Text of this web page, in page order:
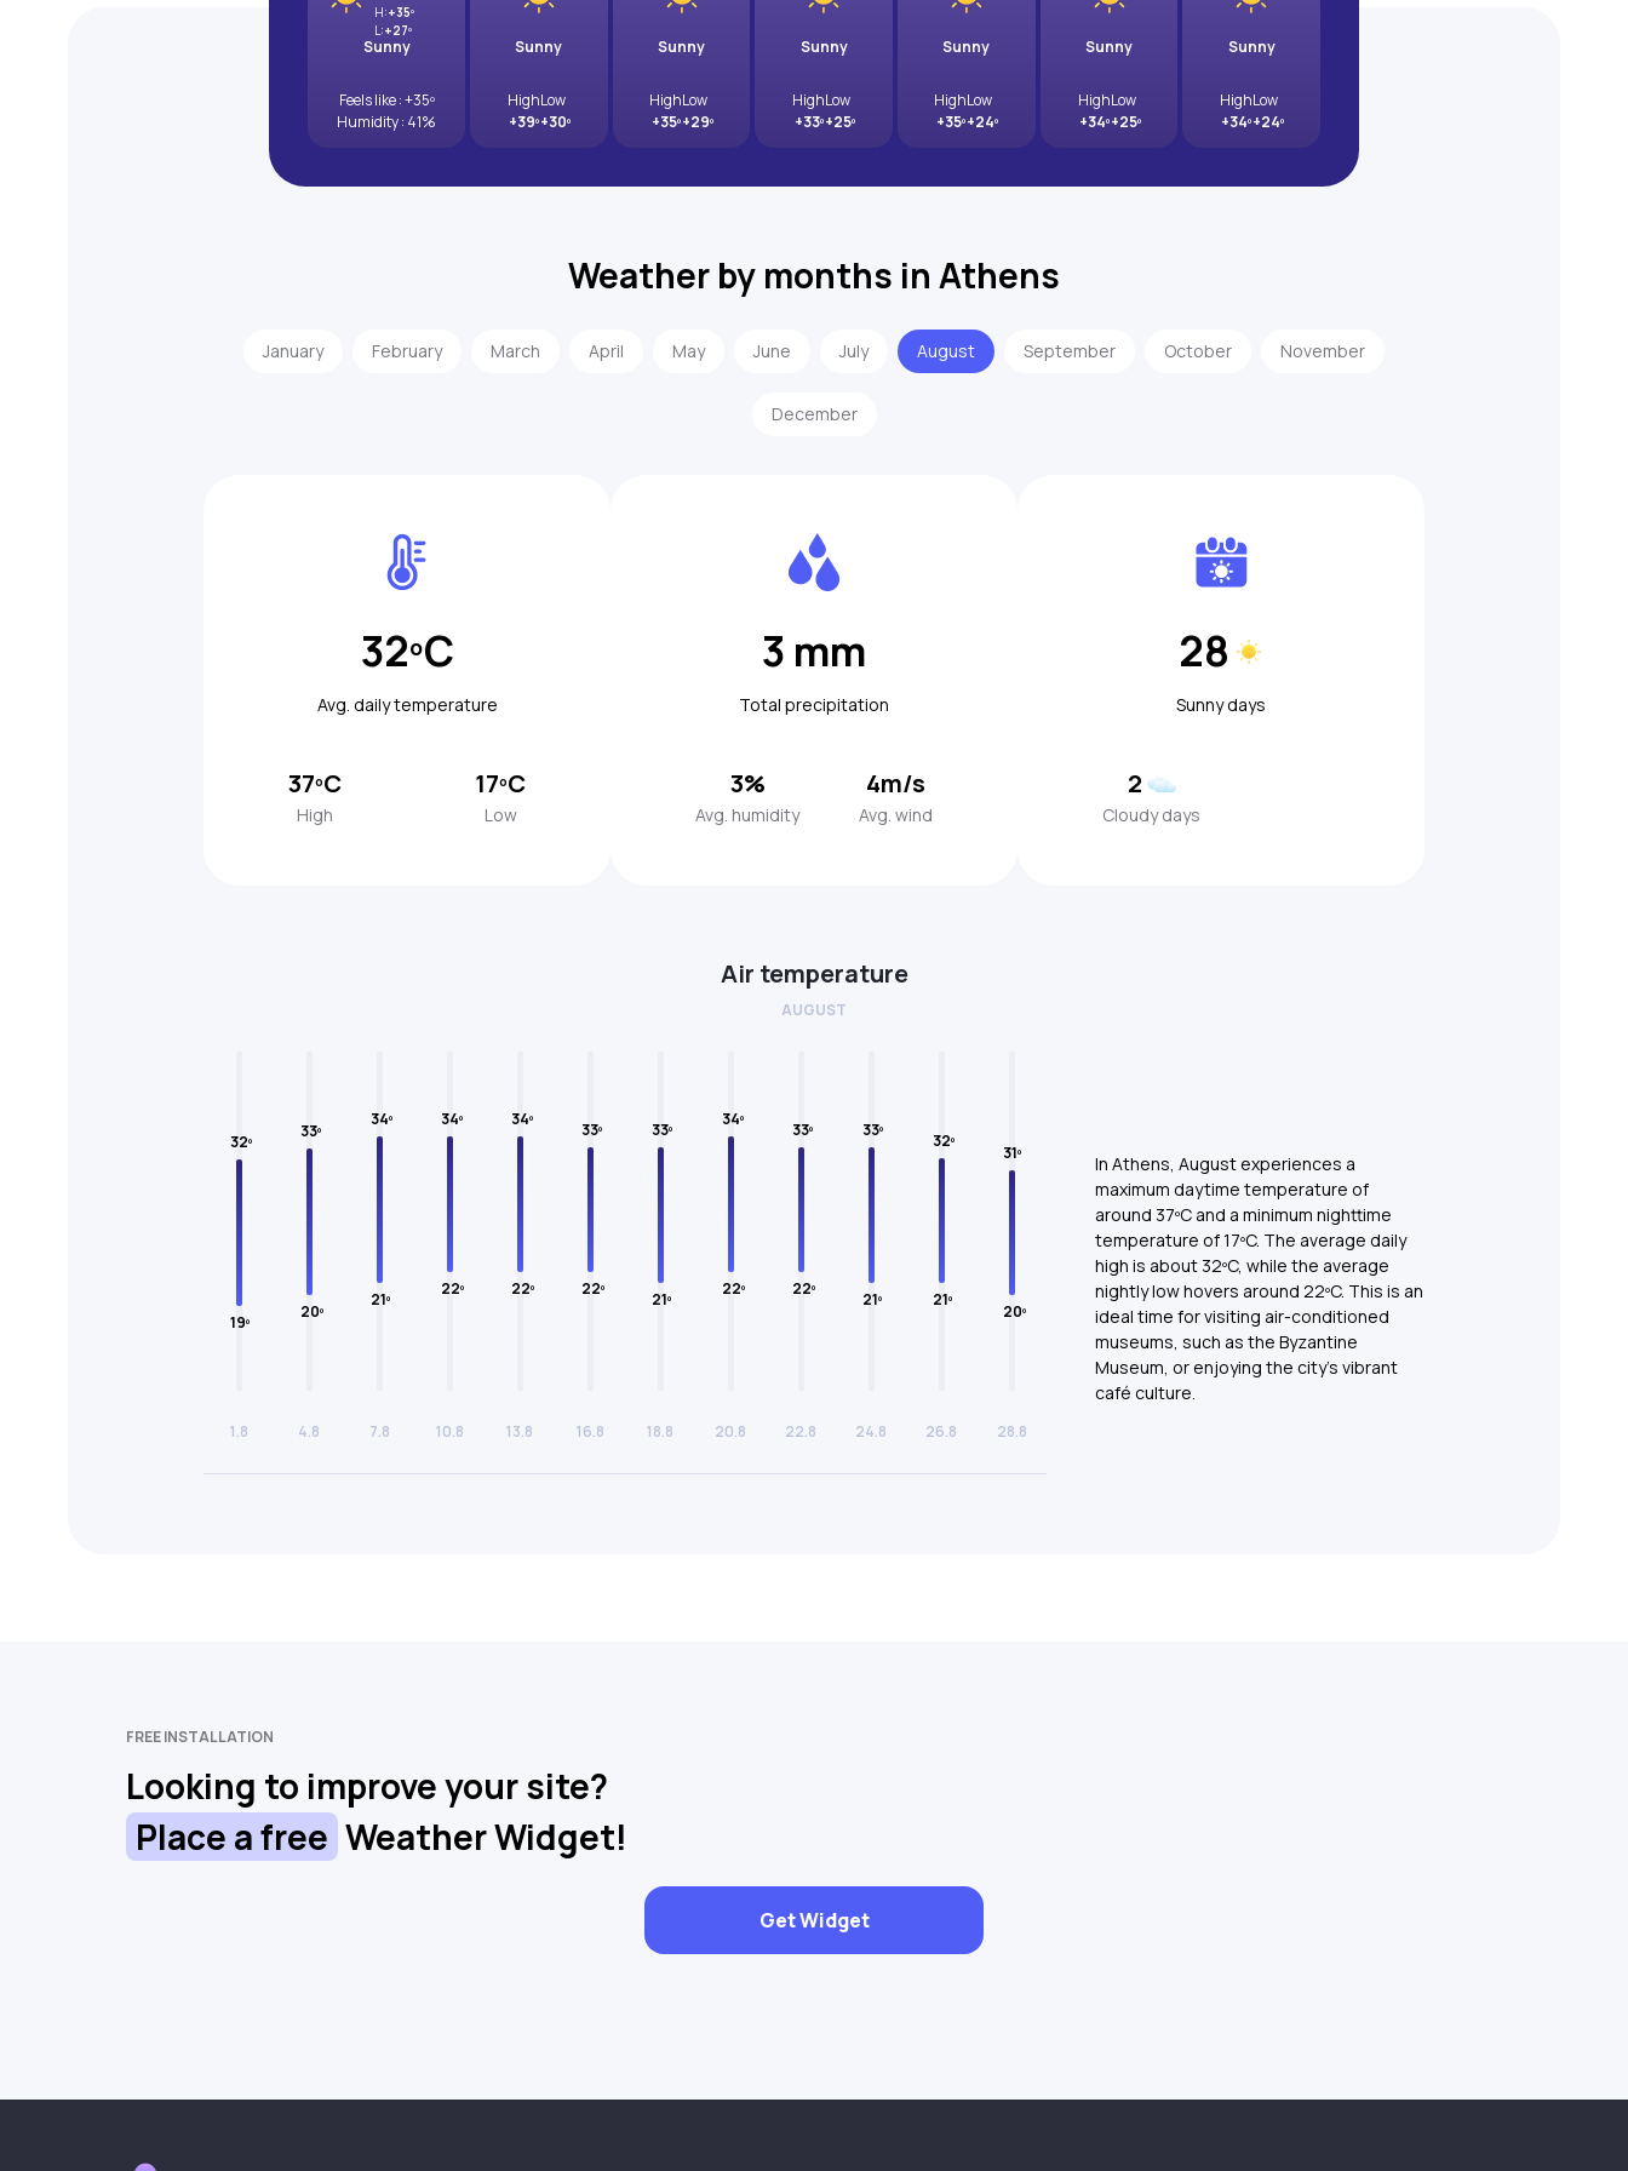
Sunny
H:+35º
L:+27º
Feels like : +35º
Humidity : 41%
Sunny
High
+39º
Low
+30º
Sunny
High
+35º
Low
+29º
Sunny
High
+33º
Low
+25º
Sunny
High
+35º
Low
+24º
Sunny
High
+34º
Low
+25º
Sunny
High
+34º
Low
+24º
Weather by months in Athens
January February March April May June July August September October November
December
32ºC
Avg. daily temperature
37ºC
High
17ºC
Low
3 mm
Total precipitation
3%
Avg. humidity
4m/s
Avg. wind
28
Sunny days
2
Cloudy days
Air temperature
AUGUST
19º
32º
1.8
20º
33º
4.8
21º
34º
7.8
22º
34º
10.8
22º
34º
13.8
22º
33º
16.8
21º
33º
18.8
22º
34º
20.8
22º
33º
22.8
21º
33º
24.8
21º
32º
26.8
20º
31º
28.8
In Athens, August experiences a
maximum daytime temperature of
around 37ºC and a minimum nighttime
temperature of 17ºC. The average daily
high is about 32ºC, while the average
nightly low hovers around 22ºC. This is an
ideal time for visiting air-conditioned
museums, such as the Byzantine
Museum, or enjoying the city's vibrant
café culture.
FREE INSTALLATION
Looking to improve your site?
Place a free Weather Widget!
Get Widget